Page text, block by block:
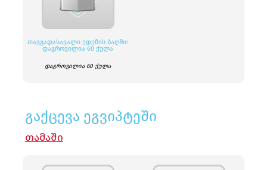
ᲗᲐᲕᲒᲐᲓᲐᲡᲐᲕᲐᲚᲘ ᲔᲓᲔᲛᲘᲡ ᲑᲐᲦᲨᲘ:
ᲓᲐᲒᲠᲝᲕᲘᲚᲘᲐ 60 ᲥᲣᲚᲐ
დაგროვილია 60 ქულა
გაქცევა ეგვიპტეში
ᲗᲐᲛᲐᲨᲘ